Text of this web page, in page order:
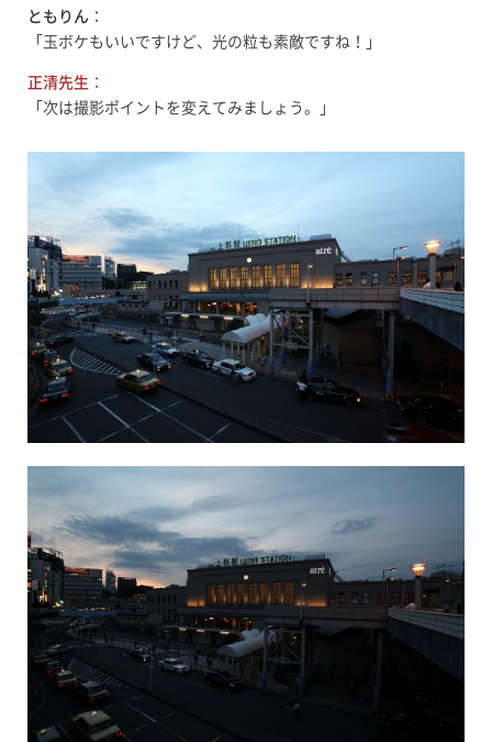
ともりん ：
「玉ボケもいいですけど、光の粒も素敵ですね！」
正清先生 ：
「次は撮影ポイントを変えてみましょう。」